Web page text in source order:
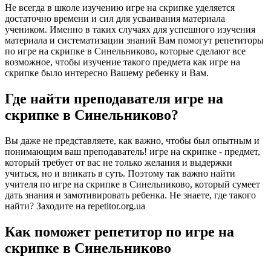
Не всегда в школе изучению игре на скрипке уделяется
достаточно времени и сил для усваивания материала
учеником. Именно в таких случаях для успешного изучения
материала и систематизации знаний Вам помогут репетиторы
по игре на скрипке в Синельниково, которые сделают все
возможное, чтобы изучение такого предмета как игре на
скрипке было интересно Вашему ребенку и Вам.
Где найти преподавателя игре на
скрипке в Синельниково?
Вы даже не представляете, как важно, чтобы был опытным и
понимающим ваш преподаватель! игре на скрипке - предмет,
который требует от вас не только желания и выдержки
учиться, но и вникать в суть. Поэтому так важно найти
учителя по игре на скрипке в Синельниково, который сумеет
дать знания и замотивировать ребенка. Не знаете, где такого
найти? Заходите на repetitor.org.ua
Как поможет репетитор по игре на
скрипке в Синельниково